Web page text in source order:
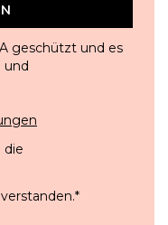
geschützt und es
und
die
*